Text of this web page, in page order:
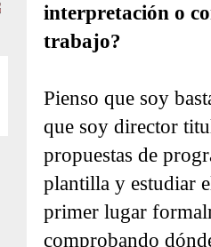
interpretación o
trabajo?
Pienso que soy
que soy director
propuestas de
plantilla y estudiar
primer lugar
comprobando